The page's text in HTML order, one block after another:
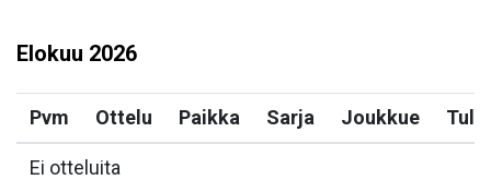
Elokuu 2026
Pvm Ottelu Paikka Sarja Joukkue
Ei otteluita